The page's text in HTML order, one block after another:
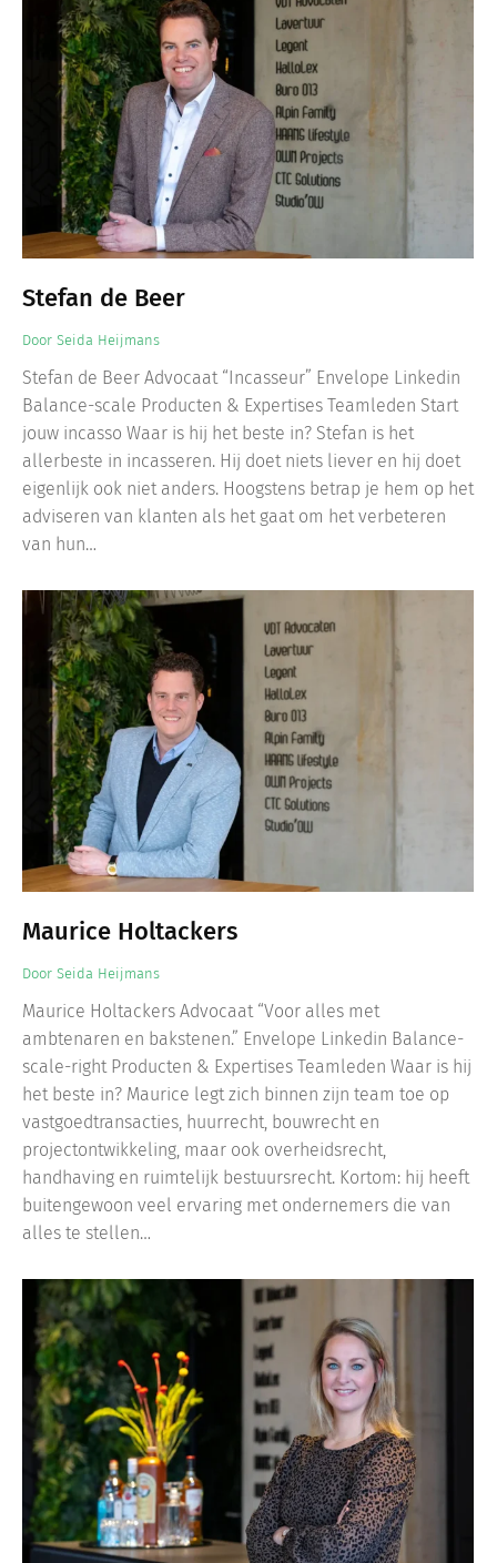
Stefan de Beer
Door Seida Heijmans
Stefan de Beer Advocaat “Incasseur” Envelope Linkedin
Balance-scale Producten & Expertises Teamleden Start
jouw incasso Waar is hij het beste in? Stefan is het
allerbeste in incasseren. Hij doet niets liever en hij doet
eigenlijk ook niet anders. Hoogstens betrap je hem op het
adviseren van klanten als het gaat om het verbeteren
van hun…
Maurice Holtackers
Door Seida Heijmans
Maurice Holtackers Advocaat “Voor alles met
ambtenaren en bakstenen.” Envelope Linkedin Balance-
scale-right Producten & Expertises Teamleden Waar is hij
het beste in? Maurice legt zich binnen zijn team toe op
vastgoedtransacties, huurrecht, bouwrecht en
projectontwikkeling, maar ook overheidsrecht,
handhaving en ruimtelijk bestuursrecht. Kortom: hij heeft
buitengewoon veel ervaring met ondernemers die van
alles te stellen…